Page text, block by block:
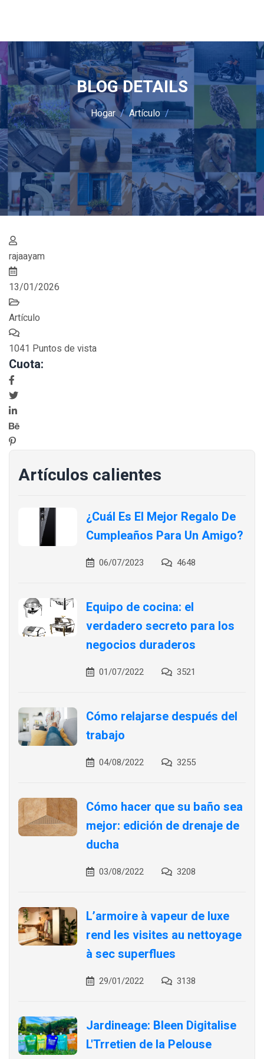
BLOG DETAILS
Hogar Artículo
Artículos calientes
¿Cuál Es El Mejor Regalo De
Cumpleaños Para Un Amigo?
06/07/2023 4648
Equipo de cocina: el
verdadero secreto para los
negocios duraderos
01/07/2022 3521
Cómo relajarse después del
trabajo
04/08/2022 3255
Cómo hacer que su baño sea
mejor: edición de drenaje de
ducha
03/08/2022 3208
L’armoire à vapeur de luxe
rend les visites au nettoyage
à sec superflues
29/01/2022 3138
Jardineage: Bleen Digitalise
L'Trretien de la Pelouse
rajaayam
13/01/2026
Artículo
1041 Puntos de vista
Cuota: